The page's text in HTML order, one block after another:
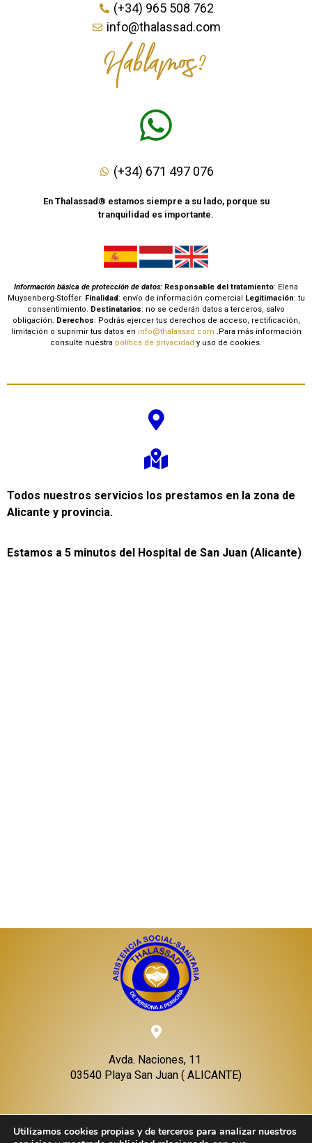
(+34) 965 508 762
info@thalassad.com
Hablamos?
(+34) 671 497 076
En Thalassad® estamos siempre a su lado, porque su
tranquilidad es importante.
Información básica de protección de datos: Responsable del tratamiento: Elena
Muysenberg-Stoffer. Finalidad: envío de información comercial Legitimación: tu
consentimiento. Destinatarios: no se cederán datos a terceros, salvo
obligación. Derechos: Podrás ejercer tus derechos de acceso, rectificación,
limitación o suprimir tus datos en info@thalassad.com .Para más información
consulte nuestra política de privacidad y uso de cookies.
Todos nuestros servicios los prestamos en la zona de
Alicante y provincia.
Estamos a 5 minutos del Hospital de San Juan (Alicante)
Avda. Naciones, 11
03540 Playa San Juan ( ALICANTE)
Utilizamos cookies propias y de terceros para analizar nuestros